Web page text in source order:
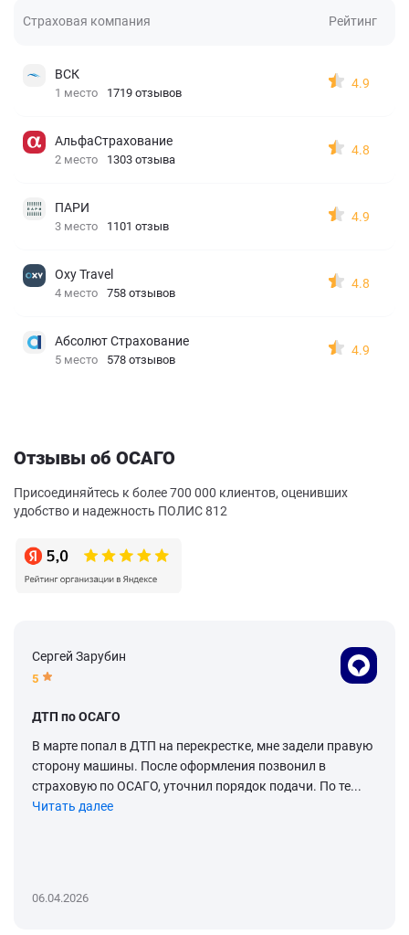
Страховая компания Рейтинг
ВСК
1 место 1719 отзывов
4.9
АльфаСтрахование
2 место 1303 отзыва
4.8
ПАРИ
3 место 1101 отзыв
4.9
Oxy Travel
4 место 758 отзывов
4.8
Абсолют Страхование
5 место 578 отзывов
4.9
Отзывы об ОСАГО
Присоединяйтесь к более 700 000 клиентов, оценивших
удобство и надежность ПОЛИС 812
Сергей Зарубин
5
ДТП по ОСАГО
В марте попал в ДТП на перекрестке, мне задели правую
сторону машины. После оформления позвонил в
страховую по ОСАГО, уточнил порядок подачи. По те...
Читать далее
06.04.2026